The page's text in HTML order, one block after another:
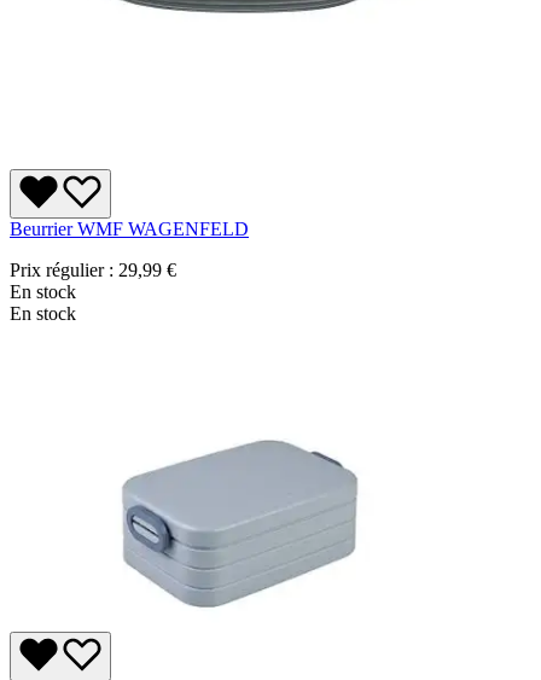
Beurrier WMF WAGENFELD
Prix régulier : 29,99 €
En stock
En stock